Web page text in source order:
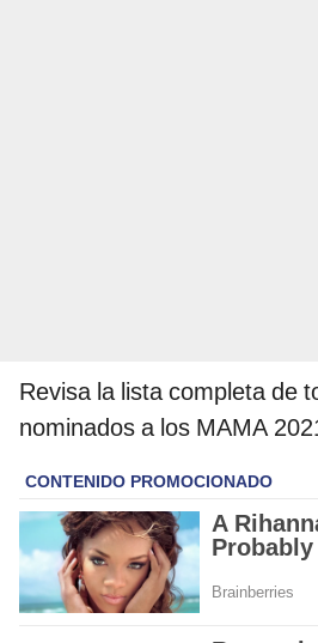
Revisa la lista completa de
nominados a los MAMA